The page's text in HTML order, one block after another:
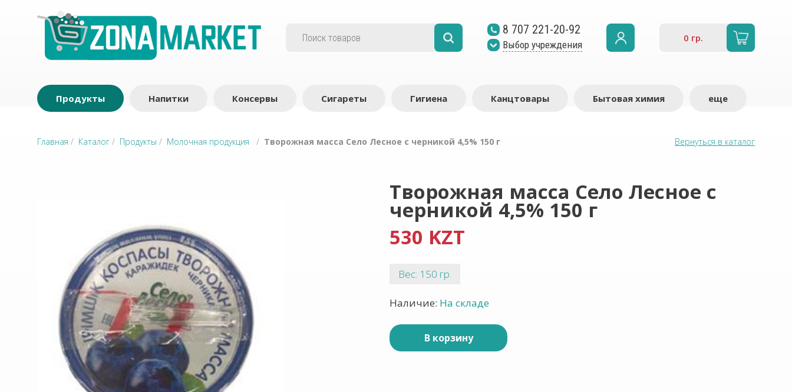
8 707 221-20-92
Выбор учреждения
0 гр.
Продукты Напитки Консервы Сигареты Гигиена Канцтовары Бытовая химия еще
Главная / Каталог / Продукты / Молочная продукция / Творожная масса Село Лесное с черникой 4,5% 150 г Вернуться в каталог
Творожная масса Село Лесное с
черникой 4,5% 150 г
530 KZT
Вес: 150 гр.
Наличие: На складе
В корзину